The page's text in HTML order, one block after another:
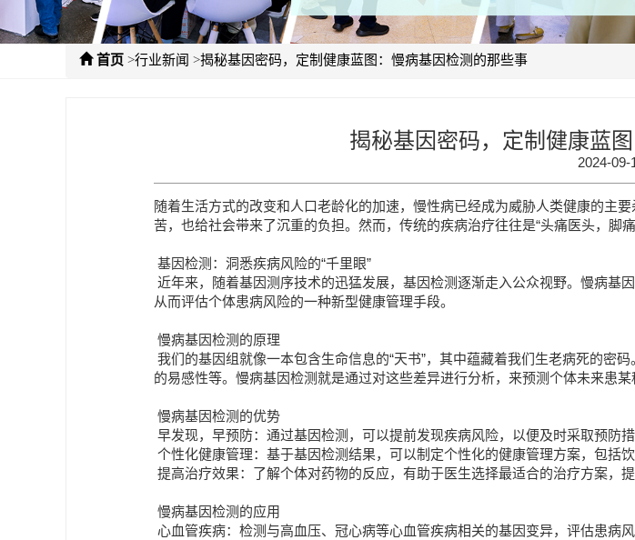
首页 >行业新闻 >揭秘基因密码，定制健康蓝图：慢病基因检测的那些事
揭秘基因密码，定制健康蓝
2024-09-
随着生活方式的改变和人口老龄化的加速，慢性病已经成为威胁人类健康的主
苦，也给社会带来了沉重的负担。然而，传统的疾病治疗往往是“头痛医头，脚
基因检测：洞悉疾病风险的“千里眼”
近年来，随着基因测序技术的迅猛发展，基因检测逐渐走入公众视野。慢病基
从而评估个体患病风险的一种新型健康管理手段。
慢病基因检测的原理
我们的基因组就像一本包含生命信息的“天书”，其中蕴藏着我们生老病死的密
的易感性等。慢病基因检测就是通过对这些差异进行分析，来预测个体未来患某
慢病基因检测的优势
早发现，早预防：通过基因检测，可以提前发现疾病风险，以便及时采取预防措
个性化健康管理：基于基因检测结果，可以制定个性化的健康管理方案，包括
提高治疗效果：了解个体对药物的反应，有助于医生选择最适合的治疗方案，提
慢病基因检测的应用
心血管疾病：检测与高血压、冠心病等心血管疾病相关的基因变异，评估患病风